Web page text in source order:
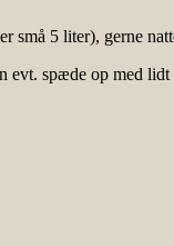
5 liter), gerne
spæde op med